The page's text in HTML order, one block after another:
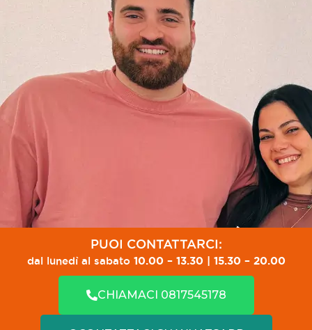
PUOI CONTATTARCI:
dal lunedì al sabato 10.00 – 13.30 | 15.30 – 20.00
CHIAMACI 0817545178